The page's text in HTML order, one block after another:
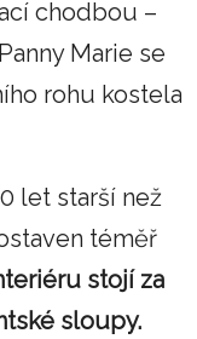
chodbou –
Marie se
rohu kostela
let starší než
téměř
stojí za
sloupy.